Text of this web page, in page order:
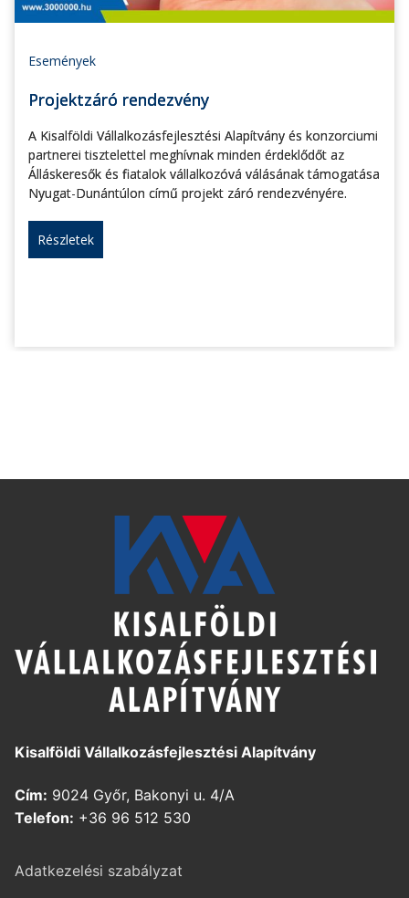
Események
Projektzáró rendezvény
A Kisalföldi Vállalkozásfejlesztési Alapítvány és konzorciumi
partnerei tisztelettel meghívnak minden érdeklődőt az
Álláskeresők és fiatalok vállalkozóvá válásának támogatása
Nyugat-Dunántúlon című projekt záró rendezvényére.
Részletek
Kisalföldi Vállalkozásfejlesztési Alapítvány
Cím: 9024 Győr, Bakonyi u. 4/A
Telefon: +36 96 512 530
Adatkezelési szabályzat